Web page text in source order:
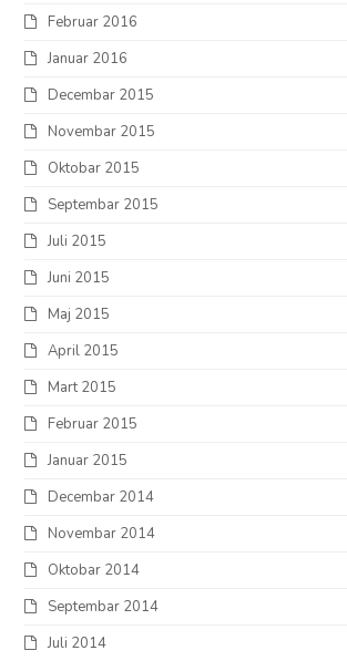
Februar 2016
Januar 2016
Decembar 2015
Novembar 2015
Oktobar 2015
Septembar 2015
Juli 2015
Juni 2015
Maj 2015
April 2015
Mart 2015
Februar 2015
Januar 2015
Decembar 2014
Novembar 2014
Oktobar 2014
Septembar 2014
Juli 2014